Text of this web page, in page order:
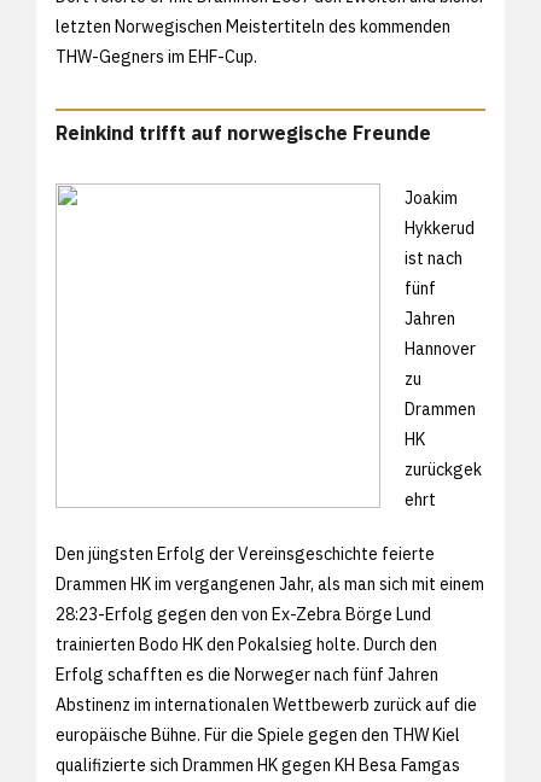
letzten Norwegischen Meistertiteln des kommenden
THW-Gegners im EHF-Cup.
Reinkind trifft auf norwegische Freunde
Joakim
Hykkerud
ist nach
fünf
Jahren
Hannover
zu
Drammen
HK
zurückgek
ehrt
Den jüngsten Erfolg der Vereinsgeschichte feierte
Drammen HK im vergangenen Jahr, als man sich mit einem
28:23-Erfolg gegen den von Ex-Zebra Börge Lund
trainierten Bodo HK den Pokalsieg holte. Durch den
Erfolg schafften es die Norweger nach fünf Jahren
Abstinenz im internationalen Wettbewerb zurück auf die
europäische Bühne. Für die Spiele gegen den THW Kiel
qualifizierte sich Drammen HK gegen KH Besa Famgas